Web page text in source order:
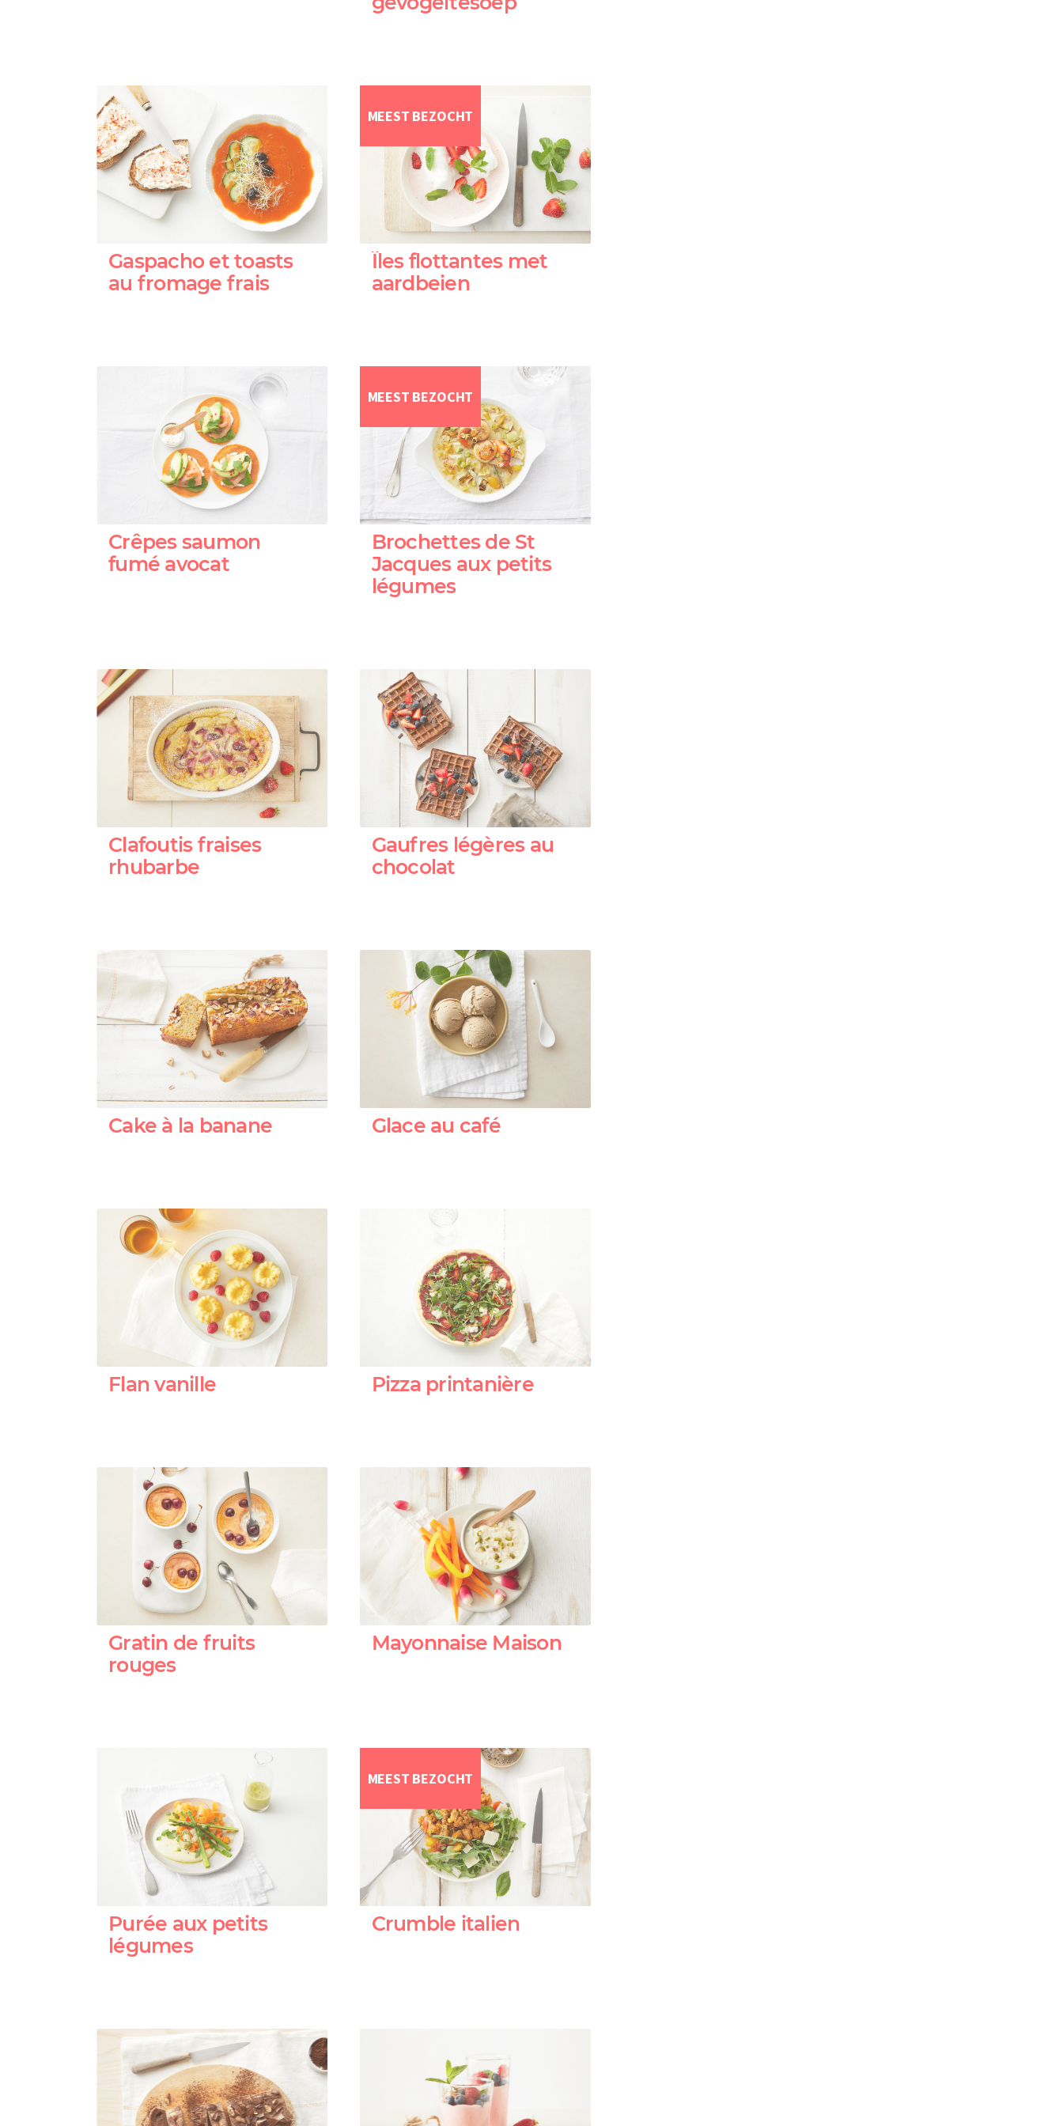
Gaspacho et toasts
au fromage frais
MEEST BEZOCHT
Îles flottantes met
aardbeien
Crêpes saumon
fumé avocat
MEEST BEZOCHT
Brochettes de St
Jacques aux petits
légumes
Clafoutis fraises
rhubarbe
Gaufres légères au
chocolat
Cake à la banane Glace au café
Flan vanille Pizza printanière
Gratin de fruits
rouges
Mayonnaise Maison
Purée aux petits
légumes
MEEST BEZOCHT
Crumble italien